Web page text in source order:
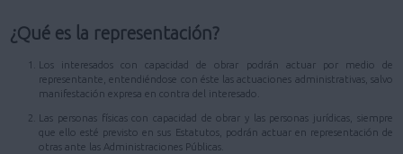
¿Qué es la representación?
Los interesados con capacidad de obrar podrán actuar por medio de
representante, entendiéndose con éste las actuaciones administrativas, salvo
manifestación expresa en contra del interesado.
Las personas físicas con capacidad de obrar y las personas jurídicas, siempre
que ello esté previsto en sus Estatutos, podrán actuar en representación de
otras ante las Administraciones Públicas.